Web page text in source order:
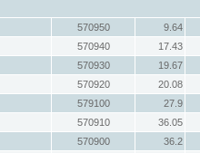
570950
9.64
570940
17.43
570930
19.67
570920
20.08
579100
27.9
570910
36.05
570900
36.2